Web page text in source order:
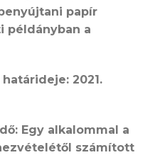
papír
példányban a
határideje: 2021.
Egy alkalommal a
számított